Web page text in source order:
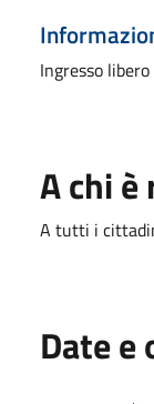
Ingresso
A chi
A tutti i
Date e